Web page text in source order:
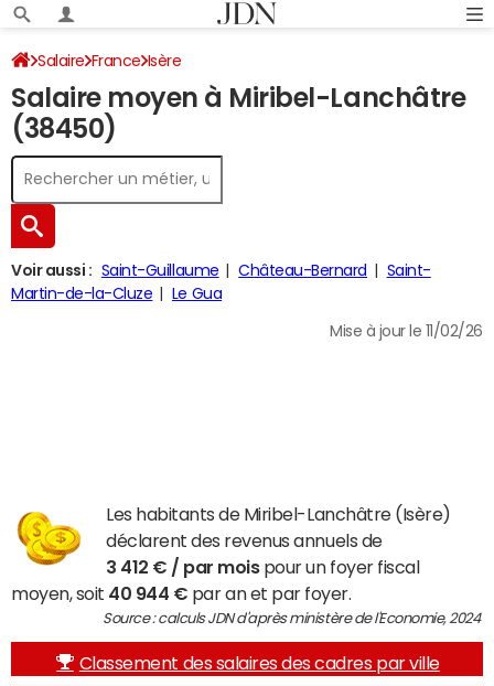
Salaire France Isère
Salaire moyen à Miribel-Lanchâtre
(38450)
Voir aussi : Saint-Guillaume Château-Bernard
Saint-
Martin-de-la-Cluze
Le Gua
Mise à jour le 11/02/26
Les habitants de Miribel-Lanchâtre (Isère)
déclarent des revenus annuels de
3 412 € / par moispour un foyer fiscal
moyen, soit 40 944 € par an et par foyer.
Source : calculs JDN d'après ministère de l'Economie, 2024
Classement des salaires des cadres par ville